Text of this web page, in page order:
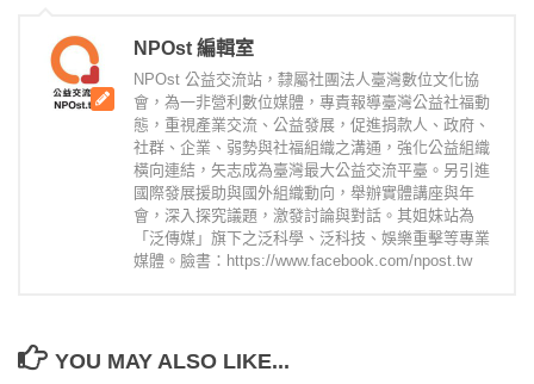
NPOst 編輯室
NPOst 公益交流站，隸屬社團法人臺灣數位文化協
會，為一非營利數位媒體，專責報導臺灣公益社福動
態，重視產業交流、公益發展，促進捐款人、政府、
社群、企業、弱勢與社福組織之溝通，強化公益組織
橫向連結，矢志成為臺灣最大公益交流平臺。另引進
國際發展援助與國外組織動向，舉辦實體講座與年
會，深入探究議題，激發討論與對話。其姐妹站為
「泛傳媒」旗下之泛科學、泛科技、娛樂重擊等專業
媒體。臉書：https://www.facebook.com/npost.tw
YOU MAY ALSO LIKE...